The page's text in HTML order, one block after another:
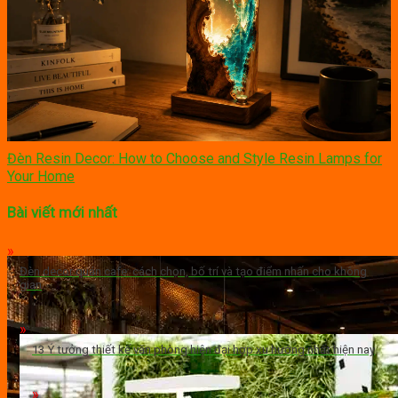
Đèn Resin Decor: How to Choose and Style Resin Lamps for
Your Home
Bài viết mới nhất
Đèn decor quán cafe: cách chọn, bố trí và tạo điểm nhấn cho không
gian
13 Ý tưởng thiết kế văn phòng hiện đại hợp xu hướng nhất hiện nay